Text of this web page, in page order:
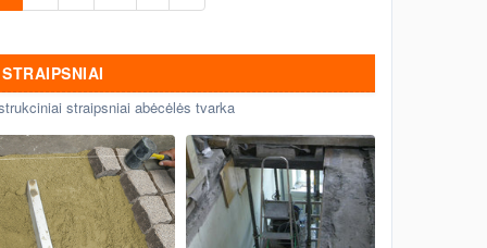
remonto darbai, stogo renovacija
STRAIPSNIAI
straipsniai abėcėlės tvarka